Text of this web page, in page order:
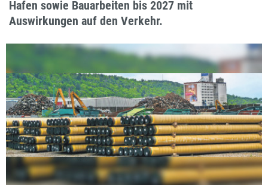
Hafen sowie Bauarbeiten bis 2027 mit
Auswirkungen auf den Verkehr.